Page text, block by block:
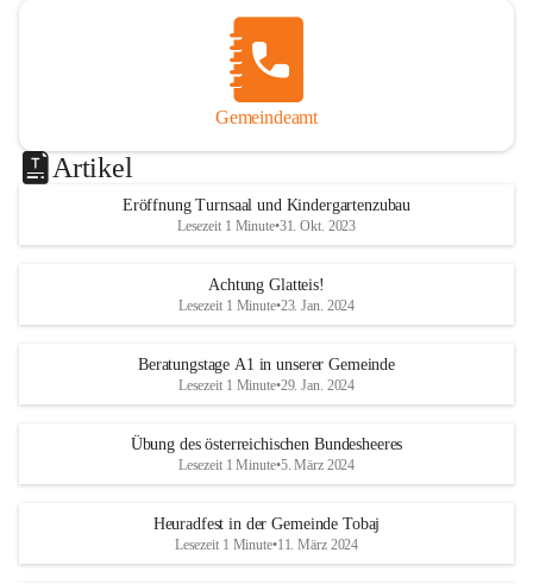
Gemeindeamt
Artikel
Eröffnung Turnsaal und Kindergartenzubau
Lesezeit 1 Minute•31. Okt. 2023
Achtung Glatteis!
Lesezeit 1 Minute•23. Jan. 2024
Beratungstage A1 in unserer Gemeinde
Lesezeit 1 Minute•29. Jan. 2024
Übung des österreichischen Bundesheeres
Lesezeit 1 Minute•5. März 2024
Heuradfest in der Gemeinde Tobaj
Lesezeit 1 Minute•11. März 2024